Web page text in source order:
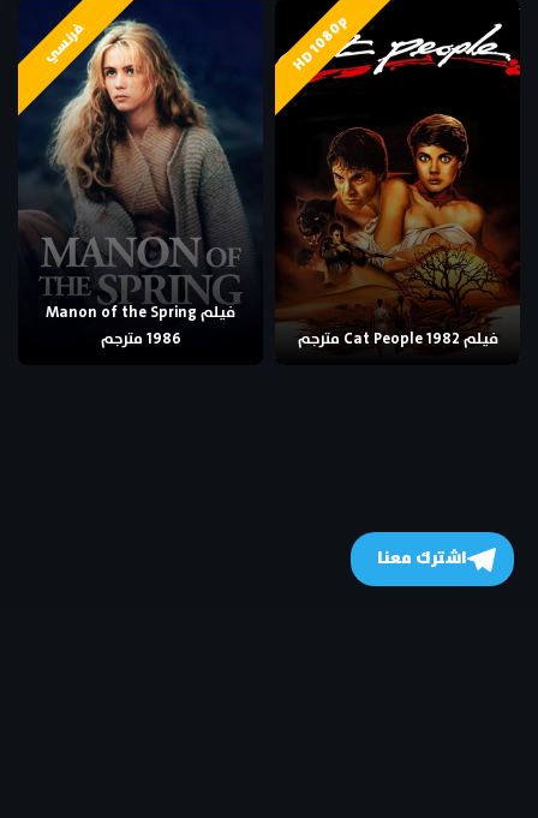
HD 1080p
فيلم Cat People 1982 مترجم
فرنسي
فيلم Manon of the Spring
1986 مترجم
اشترك معنا